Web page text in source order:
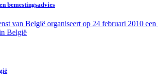
bemestingsadvies
van België organiseert op 24 februari 2010 een